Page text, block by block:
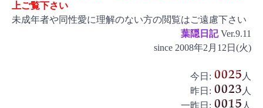
上ご覧下さい
未成年者や同性愛に理解のない方の閲覧はご遠慮下さい
葉隠日記Ver.9.11
since 2008年2月12日(火)
今日:
人
昨日:
人
一昨日:
人